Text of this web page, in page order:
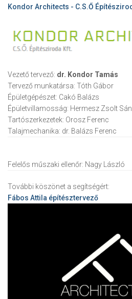
Kondor Architects - C.S.Ő
Vezető tervező: dr. Kondor Tamás
Tervező munkatársa: Tóth Gábor
Épületgépészet: Cakó Balázs
Épületvillamosság: Hermesz Zsolt
Tartószerkezetek: Orosz Ferenc
Talajmechanika: dr. Balázs Ferenc
Felelős műszaki ellenőr: Nagy László
További köszönet a segítségért:
Fábos Attila építésztervező